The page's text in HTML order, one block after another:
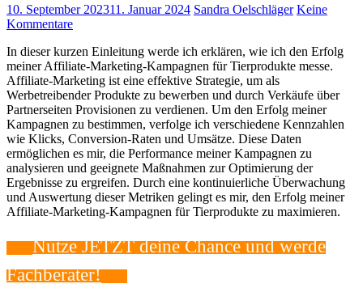
10. September 202311. Januar 2024 Sandra Oelschläger Keine
Kommentare
In dieser kurzen Einleitung werde ich erklären, wie ich den Erfolg
meiner Affiliate-Marketing-Kampagnen für Tierprodukte messe.
Affiliate-Marketing ist eine effektive Strategie, um als
Werbetreibender Produkte zu bewerben und durch Verkäufe über
Partnerseiten Provisionen zu verdienen. Um den Erfolg meiner
Kampagnen zu bestimmen, verfolge ich verschiedene Kennzahlen
wie Klicks, Conversion-Raten und Umsätze. Diese Daten
ermöglichen es mir, die Performance meiner Kampagnen zu
analysieren und geeignete Maßnahmen zur Optimierung der
Ergebnisse zu ergreifen. Durch eine kontinuierliche Überwachung
und Auswertung dieser Metriken gelingt es mir, den Erfolg meiner
Affiliate-Marketing-Kampagnen für Tierprodukte zu maximieren.
Nutze JETZT deine Chance und werde
Fachberater!